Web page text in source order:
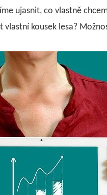
ujasnit, co vlastně
kousek lesa?